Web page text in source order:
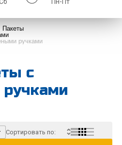
Пакеты
ручками
с
Сортировать по: